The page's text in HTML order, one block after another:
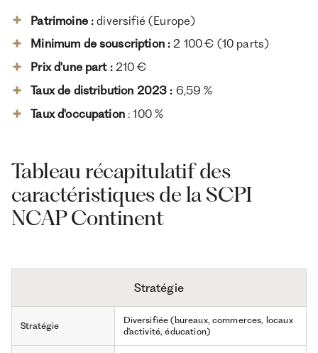
Patrimoine :diversifié (Europe)
Minimum de souscription :2 100 € (10 parts)
Prix d'une part :210 €
Taux de distribution 2023 : 6,59 %
Taux d'occupation: 100 %
Tableau récapitulatif des
caractéristiques de la SCPI
NCAP Continent
Stratégie
Stratégie
Diversifiée (bureaux, commerces, locaux
d'activité, éducation)